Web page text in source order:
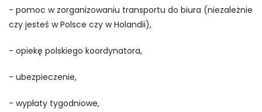
- pomoc w zorganizowaniu transportu do biura (niezależnie
czy jesteś w Polsce czy w Holandii),
- opiekę polskiego koordynatora,
- ubezpieczenie,
- wypłaty tygodniowe,